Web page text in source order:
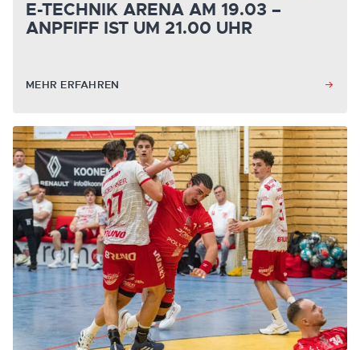
E-TECHNIK ARENA AM 19.03 –
ANPFIFF IST UM 21.00 UHR
MEHR ERFAHREN